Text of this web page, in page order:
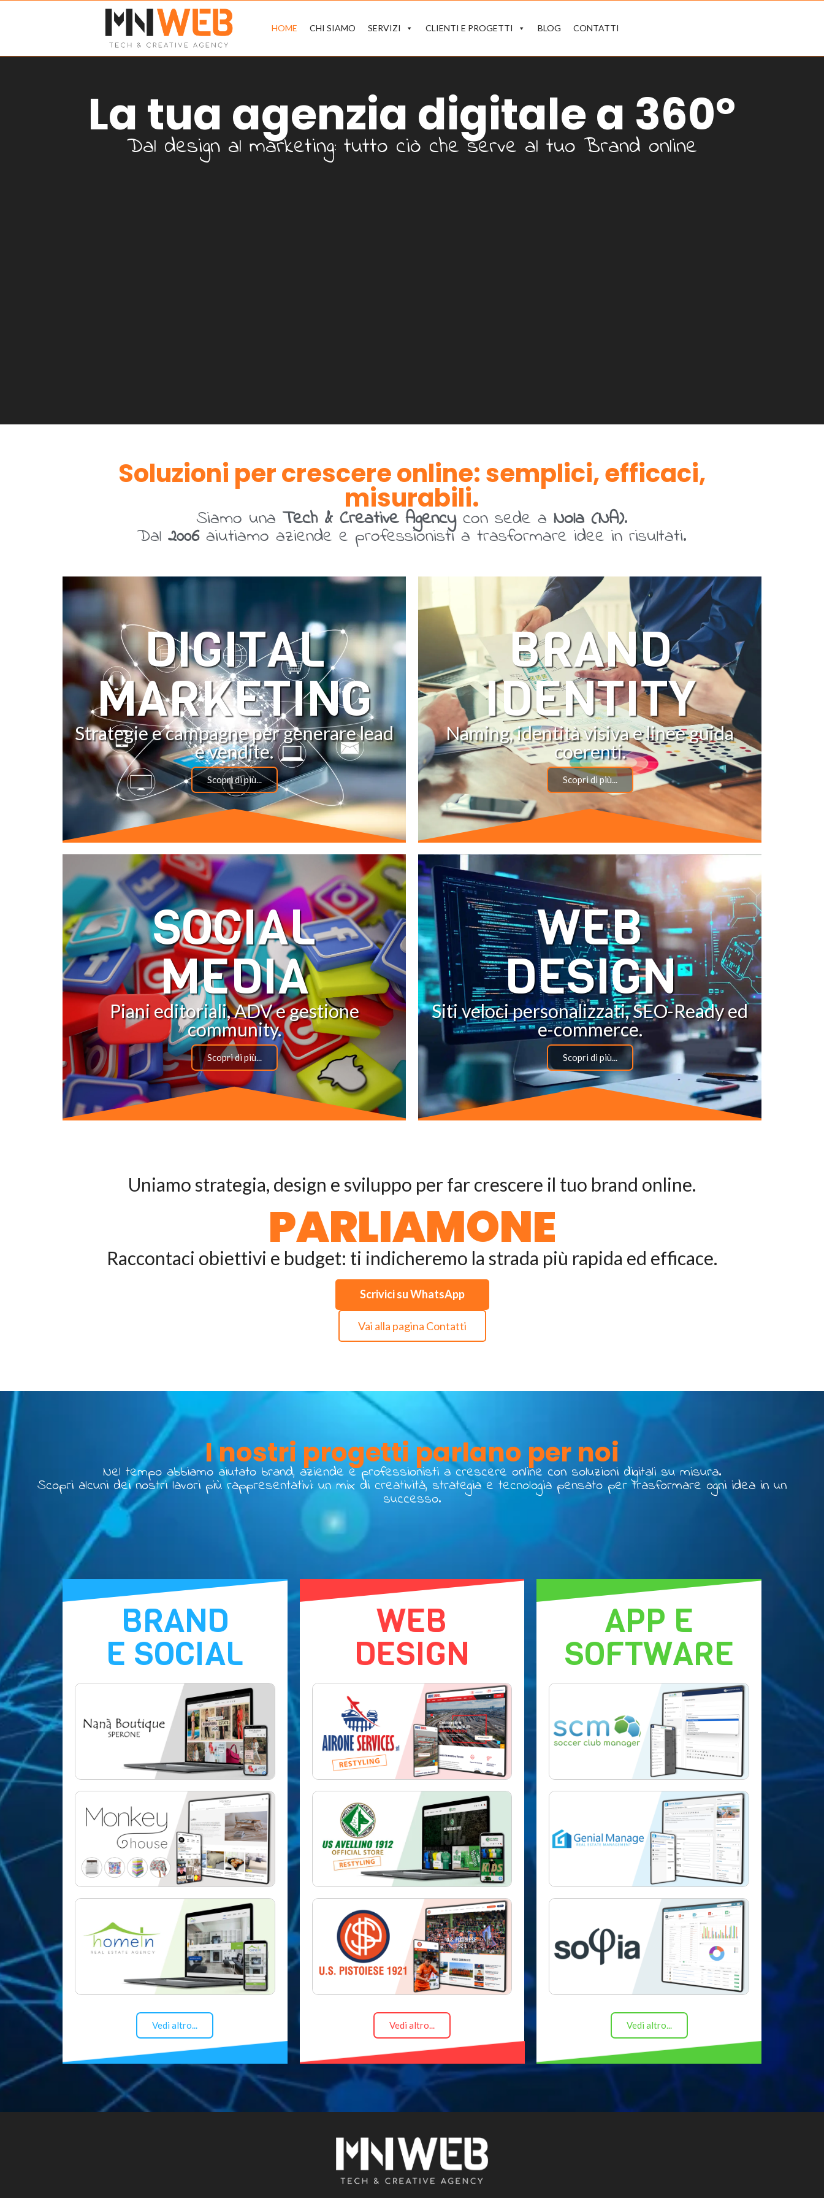
HOME CHI SIAMO SERVIZI CLIENTI E PROGETTI BLOG CONTATTI
La tua agenzia digitale a 360°
Dal design al marketing: tutto ciò che serve al tuo Brand online
Soluzioni per crescere online: semplici, efficaci,
misurabili.
Siamo una Tech & Creative Agencycon sede a Nola (NA).
Dal 2006aiutiamo aziende e professionisti a trasformare idee in risultati.
DIGITAL
MARKETING
Strategie e campagne per generare lead
e vendite.
Scopri di più...
BRAND
IDENTITY
Naming, identità visiva e linee guida
coerenti.
Scopri di più...
SOCIAL
MEDIA
Piani editoriali, ADV e gestione
community.
Scopri di più...
WEB
DESIGN
Siti veloci personalizzati, SEO-Ready ed
e-commerce.
Scopri di più...
Uniamo strategia, design e sviluppo per far crescere il tuo brand online.
PARLIAMONE
Raccontaci obiettivi e budget: ti indicheremo la strada più rapida ed efficace.
Scrivici su WhatsApp
Vai alla pagina Contatti
I nostri progetti parlano per noi
Nel tempo abbiamo aiutato brand, aziende e professionisti a crescere online con soluzioni digitali su misura.
Scopri alcuni dei nostri lavori più rappresentativi: un mix di creatività, strategia e tecnologia pensato per trasformare ogni idea in un
successo.
BRAND
E SOCIAL
Vedi altro...
WEB
DESIGN
Vedi altro...
APP E
SOFTWARE
Vedi altro...